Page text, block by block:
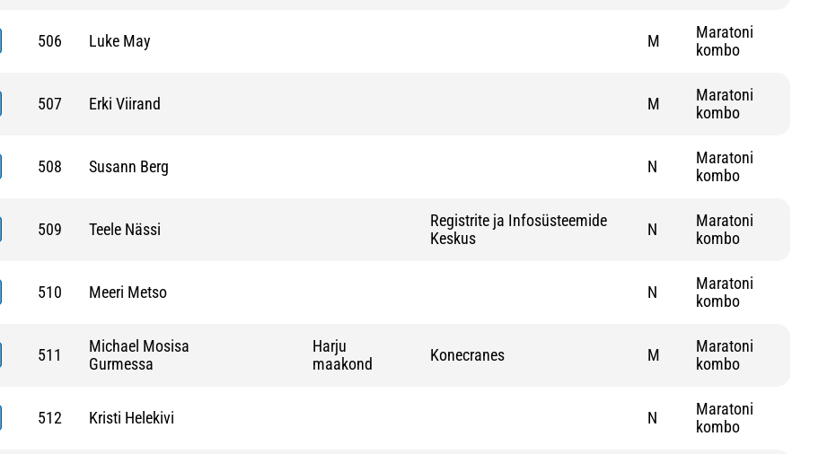
506 Luke May M
Maratoni
kombo
507 Erki Viirand M
Maratoni
kombo
508 Susann Berg N
Maratoni
kombo
509 Teele Nässi
Registrite ja Infosüsteemide
Keskus
N
Maratoni
kombo
510 Meeri Metso N
Maratoni
kombo
511
Michael Mosisa
Gurmessa
Harju
maakond
Konecranes M
Maratoni
kombo
512 Kristi Helekivi N
Maratoni
kombo